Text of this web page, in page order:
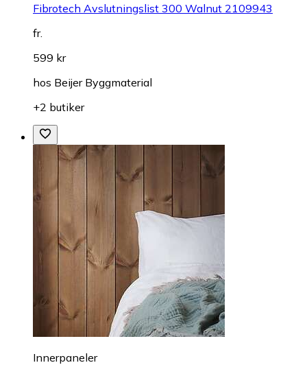
Fibrotech Avslutningslist 300 Walnut 2109943
fr.
599 kr
hos Beijer Byggmaterial
+2 butiker
Innerpaneler